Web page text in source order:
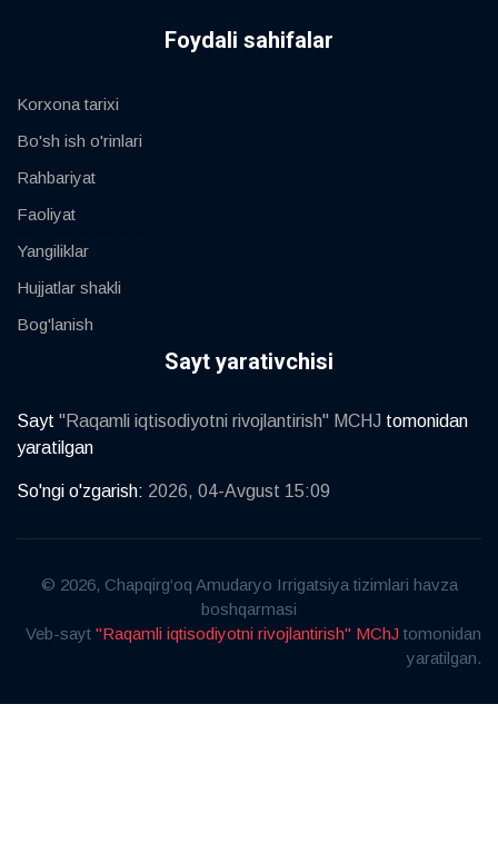
Foydali sahifalar
Korxona tarixi
Bo'sh ish o'rinlari
Rahbariyat
Faoliyat
Yangiliklar
Hujjatlar shakli
Bog'lanish
Sayt yarativchisi
Sayt "Raqamli iqtisodiyotni rivojlantirish" MCHJ tomonidan
yaratilgan
So'ngi o'zgarish: 2026, 04-Avgust 15:09
© 2026, Chapqirg‘oq Amudaryo Irrigatsiya tizimlari havza
boshqarmasi
Veb-sayt "Raqamli iqtisodiyotni rivojlantirish" MChJ tomonidan
yaratilgan.